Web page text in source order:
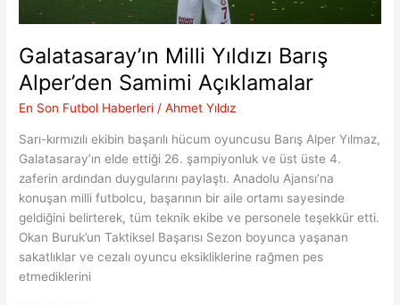
Galatasaray’ın Milli Yıldızı Barış
Alper’den Samimi Açıklamalar
En Son Futbol Haberleri /Ahmet Yıldız
Sarı-kırmızılı ekibin başarılı hücum oyuncusu Barış Alper Yılmaz,
Galatasaray’ın elde ettiği 26. şampiyonluk ve üst üste 4.
zaferin ardından duygularını paylaştı. Anadolu Ajansı’na
konuşan milli futbolcu, başarının bir aile ortamı sayesinde
geldiğini belirterek, tüm teknik ekibe ve personele teşekkür etti.
Okan Buruk’un Taktiksel Başarısı Sezon boyunca yaşanan
sakatlıklar ve cezalı oyuncu eksikliklerine rağmen pes
etmediklerini